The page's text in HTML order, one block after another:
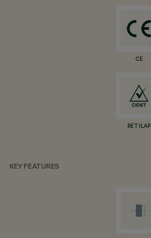
CE
RETILAP
KEY FEATURES